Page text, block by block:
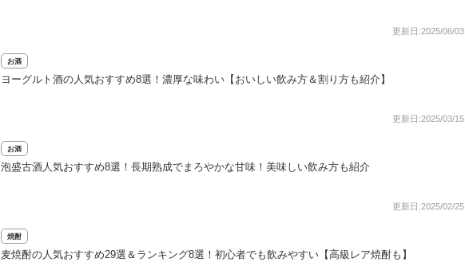
更新日:2025/06/03
お酒
ヨーグルト酒の人気おすすめ8選！濃厚な味わい【おいしい飲み方＆割り方も紹介】
更新日:2025/03/15
お酒
泡盛古酒人気おすすめ8選！長期熟成でまろやかな甘味！美味しい飲み方も紹介
更新日:2025/02/25
焼酎
麦焼酎の人気おすすめ29選＆ランキング8選！初心者でも飲みやすい【高級レア焼酎も】